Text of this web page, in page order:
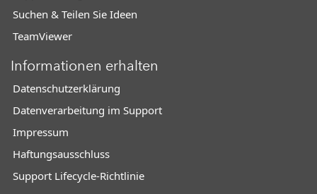
Suchen & Teilen Sie Ideen
TeamViewer
Informationen erhalten
Datenschutzerklärung
Datenverarbeitung im Support
Impressum
Haftungsausschluss
Support Lifecycle-Richtlinie